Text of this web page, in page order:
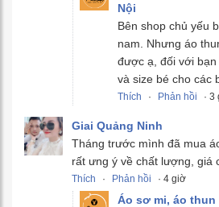
Nội
Bên shop chủ yếu
nam. Nhưng áo
được ạ, đối với
và size bé cho các
Thích · Phản hồi · 3
Giai Quảng Ninh
Tháng trước mình đã mua
rất ưng ý về chất lượng, giá
Thích · Phản hồi · 4 giờ
Áo sơ mi, áo thun